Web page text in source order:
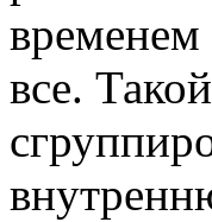
временем
все.